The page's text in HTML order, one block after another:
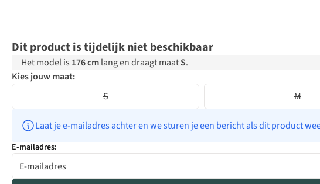
Dit product is tijdelijk niet beschikbaar
Het model is 176 cmlang en draagt maatS.
Kies jouw maat:
S
M
Laat je e-mailadres achter en we sturen je een bericht als dit product
E-mailadres: